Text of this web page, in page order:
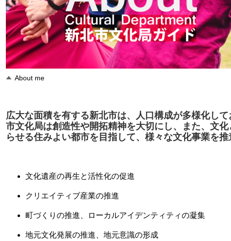
About me
広大な面積を有する新北市は、人口構成が多様化し
市文化局は創造性や開拓精神を大切にし、また、文
らせる住みよい都市を目指して、様々な文化事業を推
文化遺産の再生と活性化の促進
クリエイティブ産業の推進
町づくりの推進、ローカルアイデンティティの凝集
地元文化発展の推進、地元意識の形成